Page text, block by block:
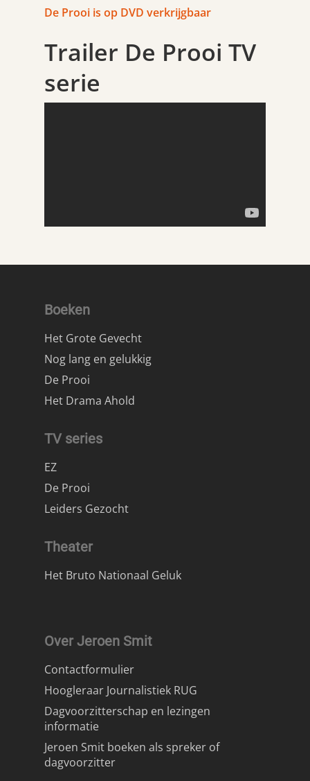
De Prooi is op DVD verkrijgbaar
Trailer De Prooi TV
serie
Boeken
Het Grote Gevecht
Nog lang en gelukkig
De Prooi
Het Drama Ahold
TV series
EZ
De Prooi
Leiders Gezocht
Theater
Het Bruto Nationaal Geluk
Over Jeroen Smit
Contactformulier
Hoogleraar Journalistiek RUG
Dagvoorzitterschap en lezingen
informatie
Jeroen Smit boeken als spreker of
dagvoorzitter